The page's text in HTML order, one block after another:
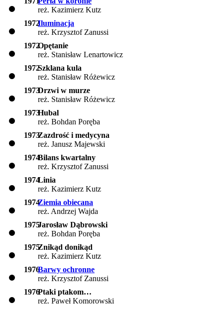
reż. Kazimierz Kutz
1972Iluminacja
reż. Krzysztof Zanussi
1972Opętanie
reż. Stanisław Lenartowicz
1972Szklana kula
reż. Stanisław Różewicz
1973Drzwi w murze
reż. Stanisław Różewicz
1973Hubal
reż. Bohdan Poręba
1973Zazdrość i medycyna
reż. Janusz Majewski
1974Bilans kwartalny
reż. Krzysztof Zanussi
1974Linia
reż. Kazimierz Kutz
1974Ziemia obiecana
reż. Andrzej Wajda
1975Jarosław Dąbrowski
reż. Bohdan Poręba
1975Znikąd donikąd
reż. Kazimierz Kutz
1976Barwy ochronne
reż. Krzysztof Zanussi
1976Ptaki ptakom…
reż. Paweł Komorowski